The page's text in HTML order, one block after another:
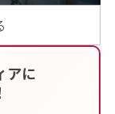
アに